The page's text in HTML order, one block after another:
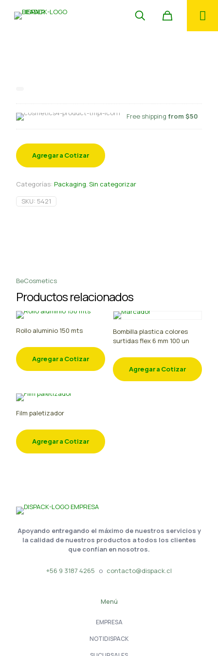
Free shipping from $50
Agregar a Cotizar
Categorías: Packaging, Sin categorizar
SKU: 5421
BeCosmetics
Productos relacionados
Rollo aluminio 150 mts
Agregar a Cotizar
Bombilla plastica colores
surtidas flex 6 mm 100 un
Agregar a Cotizar
Film paletizador
Agregar a Cotizar
Apoyando entregando el máximo de nuestros servicios y
la calidad de nuestros productos a todos los clientes
que confían en nosotros.
+56 9 3187 4265 o contacto@dispack.cl
Menú
EMPRESA
NOTIDISPACK